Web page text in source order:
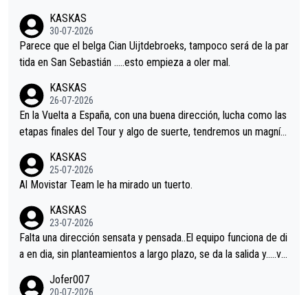
s.La única buena noticia es la mejoría de Enric Más en San Seb
astian.Si en la Vuelta a Burgos sigue la mejoría, podríamos ten
er alguna sorpresa en la Vuelta.Ojalá.
KASKAS
30-07-2026
Parece que el belga Cian Uijtdebroeks, tampoco será de la par
tida en San Sebastián …..esto empieza a oler mal.
KASKAS
26-07-2026
En la Vuelta a España, con una buena dirección, lucha como las
etapas finales del Tour y algo de suerte, tendremos un magnífi
KASKAS
25-07-2026
Al Movistar Team le ha mirado un tuerto.
KASKAS
23-07-2026
Falta una dirección sensata y pensada..El equipo funciona de di
a en dia, sin planteamientos a largo plazo, se da la salida y…..ve
Minguez, Velez etc etc.Me da pena vivir estos momentos tan
Jofer007
20-07-2026